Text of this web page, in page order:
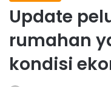
Update
rumahan
kondisi